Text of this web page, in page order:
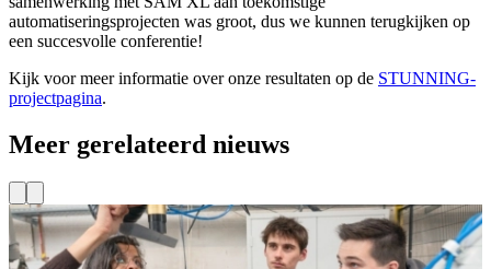
automatiseringsprojecten was groot, dus we kunnen terugkijken op
een succesvolle conferentie!
Kijk voor meer informatie over onze resultaten op de STUNNING-
projectpagina.
Meer gerelateerd nieuws
Subsidie voor innovatieve MKB’s